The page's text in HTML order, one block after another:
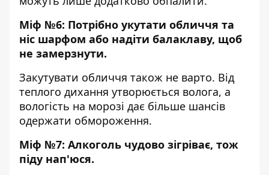
Міф №6: Потрібно укутати обличчя та
ніс шарфом або надіти балаклаву, щоб
не замерзнути.
Закутувати обличчя також не варто. Від
теплого дихання утворюється волога, а
вологість на морозі дає більше шансів
одержати обмороження.
Міф №7: Алкоголь чудово зігріває, тож
піду нап'юся.